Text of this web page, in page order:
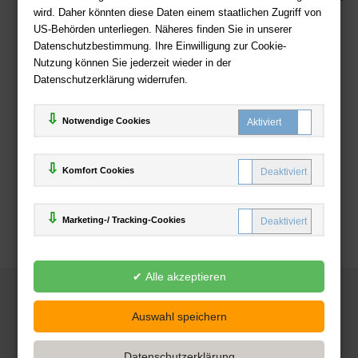
wird. Daher könnten diese Daten einem staatlichen Zugriff von
US-Behörden unterliegen. Näheres finden Sie in unserer
Datenschutzbestimmung. Ihre Einwilligung zur Cookie-
Nutzung können Sie jederzeit wieder in der
Datenschutzerklärung widerrufen.
Notwendige Cookies
Komfort Cookies
Marketing-/ Tracking-Cookies
Zahlweisen
Deutsche-Buchhandlung.de
www.deutsche-buchhandlung.de ist ein Angebot der
Powered by Inooga